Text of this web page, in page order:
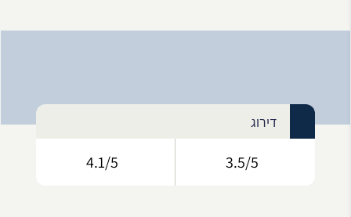
דירוג
3.5/5
4.1/5